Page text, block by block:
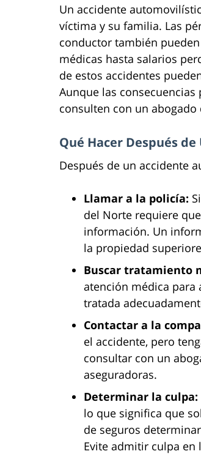
Un accidente
víctima y su familia. Las
conductor también
médicas hasta salarios
de estos accidentes
Aunque las
consulten con un
Qué Hacer Después
Después de un accidente
Llamar a la policía:
del Norte requiere
información. Un
la propiedad
Buscar tratamiento
atención médica para
tratada
Contactar a la
el accidente, pero
consultar con un
aseguradoras.
Determinar la culpa:
lo que significa que
de seguros
Evite admitir culpa en